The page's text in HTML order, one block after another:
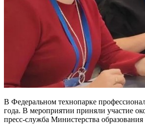
В Федеральном технопарке
года. В мероприятии приняли участие
пресс-служба Министерства